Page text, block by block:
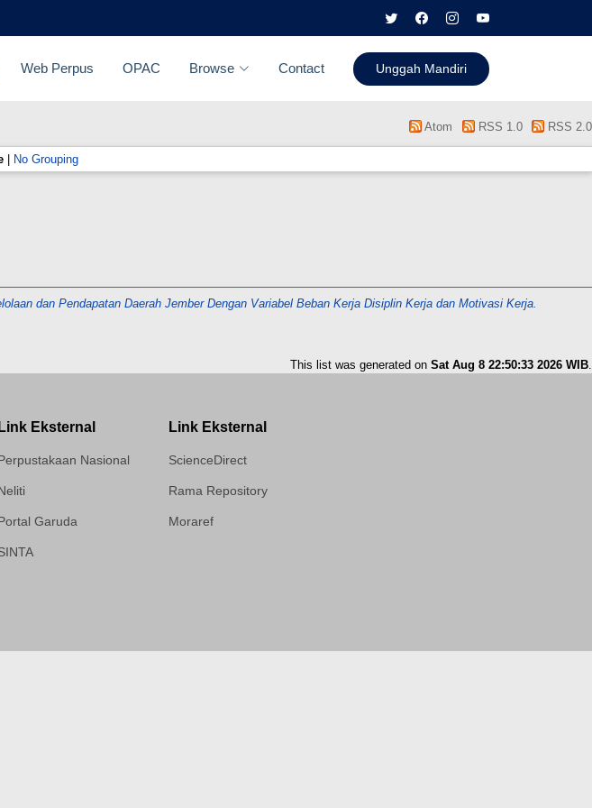
Web Perpus OPAC Browse Contact Unggah Mandiri
Atom RSS 1.0 RSS 2.0
No Grouping
dan Pendapatan Daerah Jember Dengan Variabel Beban Kerja Disiplin Kerja dan Motivasi Kerja.
This list was generated on Sat Aug 8 22:50:33 2026 WIB.
Link Eksternal
Nasional
Garuda
Link Eksternal
ScienceDirect
Rama Repository
Moraref